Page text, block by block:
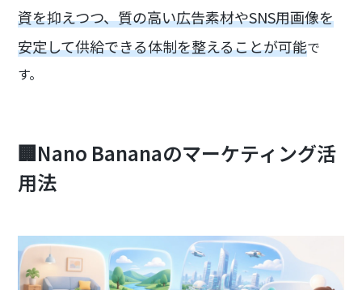
資を抑えつつ、質の高い広告素材やSNS用画像を
安定して供給できる体制を整えることが可能で
す。
🏢Nano Bananaのマーケティング活
用法